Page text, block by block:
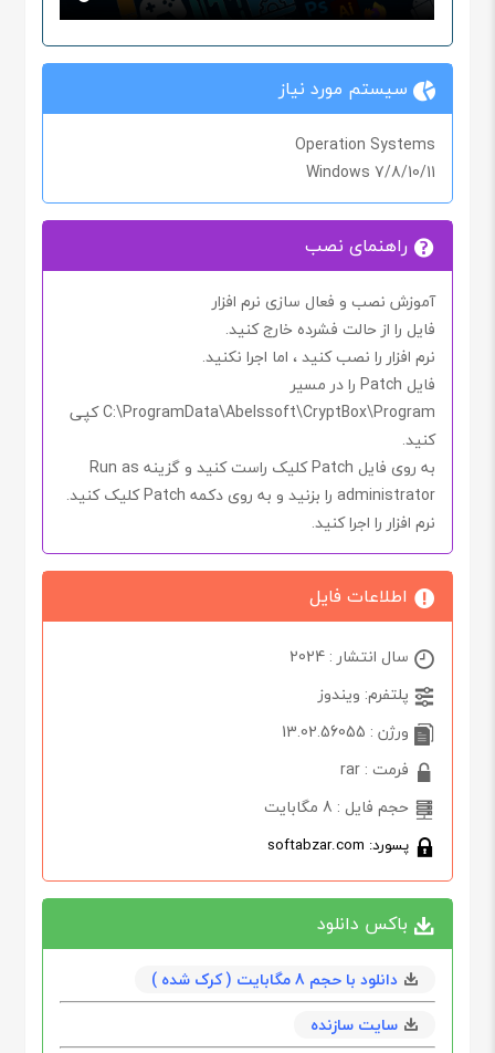
سیستم مورد نیاز
Operation Systems
Windows 7/8/10/11
راهنمای نصب
آموزش نصب و فعال سازی نرم افزار
فایل را از حالت فشرده خارج کنید.
نرم افزار را نصب کنید ، اما اجرا نکنید.
فایل Patch را در مسیر
C:\ProgramData\Abelssoft\CryptBox\Program
کپی
کنید.
به روی فایل Patchکلیک راست کنید و گزینه Run as
administrator را بزنید و به روی دکمه Patchکلیک کنید.
نرم افزار را اجرا کنید.
اطلاعات فایل
سال انتشار : 2024
پلتفرم: ویندوز
ورژن : 13.02.56055
فرمت : rar
حجم فایل : 8 مگابایت
پسورد: softabzar.com
باکس دانلود
دانلود با حجم 8 مگابايت ( کرک شده )
سایت سازنده